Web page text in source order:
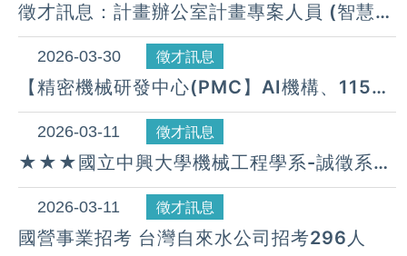
徵才訊息：計畫辦公室計畫專案人員 (智慧機
械技術研發中心)~115/4/15
2026-03-30 徵才訊息
【精密機械研發中心(PMC】AI機構、115年
研替役等多項職缺熱烈招募中!!
2026-03-11 徵才訊息
★★★國立中興大學機械工程學系-誠徵系主
任啟事公告★★★
2026-03-11 徵才訊息
國營事業招考 台灣自來水公司招考296人